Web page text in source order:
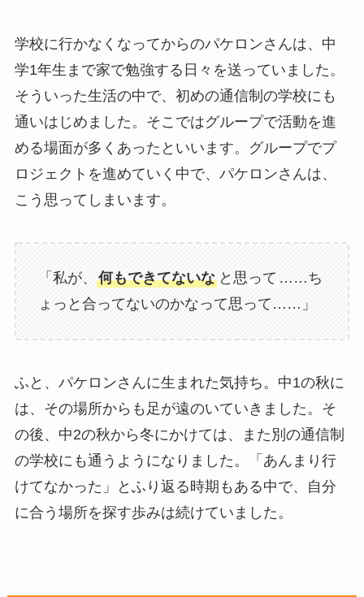
学校に行かなくなってからのパケロンさんは、中
学1年生まで家で勉強する日々を送っていました。
そういった生活の中で、初めの通信制の学校にも
通いはじめました。そこではグループで活動を進
める場面が多くあったといいます。グループでプ
ロジェクトを進めていく中で、パケロンさんは、
こう思ってしまいます。
「私が、 何もできてないな と思って ……ち
ょっと合ってないのかなって思って……」
ふと、パケロンさんに生まれた気持ち。中1の秋に
は、その場所からも足が遠のいていきました。そ
の後、中2の秋から冬にかけては、また別の通信制
の学校にも通うようになりました。「あんまり行
けてなかった」とふり返る時期もある中で、自分
に合う場所を探す歩みは続けていました。